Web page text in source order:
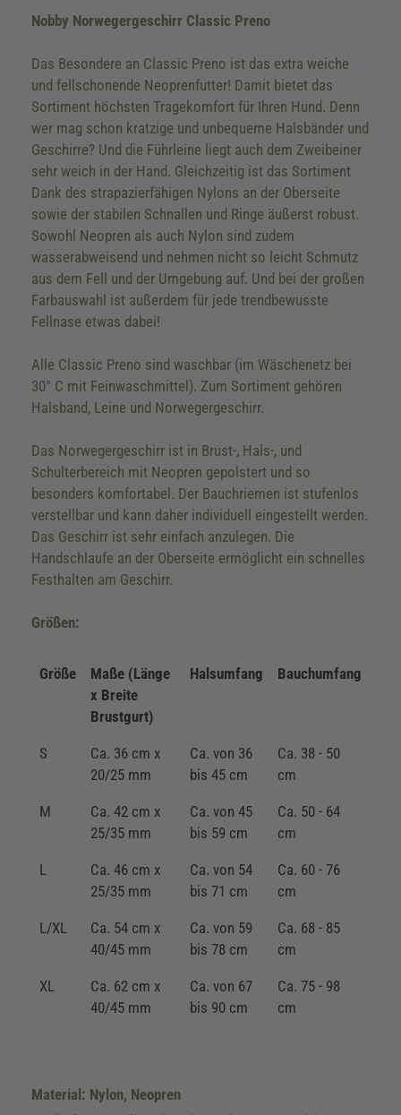
Nobby Norwegergeschirr Classic Preno
Das Besondere an Classic Preno ist das extra weiche
und fellschonende Neoprenfutter! Damit bietet das
Sortiment höchsten Tragekomfort für Ihren Hund. Denn
wer mag schon kratzige und unbequeme Halsbänder und
Geschirre? Und die Führleine liegt auch dem Zweibeiner
sehr weich in der Hand. Gleichzeitig ist das Sortiment
Dank des strapazierfähigen Nylons an der Oberseite
sowie der stabilen Schnallen und Ringe äußerst robust.
Sowohl Neopren als auch Nylon sind zudem
wasserabweisend und nehmen nicht so leicht Schmutz
aus dem Fell und der Umgebung auf. Und bei der großen
Farbauswahl ist außerdem für jede trendbewusste
Fellnase etwas dabei!
Alle Classic Preno sind waschbar (im Wäschenetz bei
30° C mit Feinwaschmittel). Zum Sortiment gehören
Halsband, Leine und Norwegergeschirr.
Das Norwegergeschirr ist in Brust-, Hals-, und
Schulterbereich mit Neopren gepolstert und so
besonders komfortabel. Der Bauchriemen ist stufenlos
verstellbar und kann daher individuell eingestellt werden.
Das Geschirr ist sehr einfach anzulegen. Die
Handschlaufe an der Oberseite ermöglicht ein schnelles
Festhalten am Geschirr.
Größen:
Größe
Maße (Länge
x Breite
Brustgurt)
Halsumfang Bauchumfang
S
Ca. 36 cm x
20/25 mm
Ca. von 36
bis 45 cm
Ca. 38 - 50
cm
M
Ca. 42 cm x
25/35 mm
Ca. von 45
bis 59 cm
Ca. 50 - 64
cm
L
Ca. 46 cm x
25/35 mm
Ca. von 54
bis 71 cm
Ca. 60 - 76
cm
L/XL
Ca. 54 cm x
40/45 mm
Ca. von 59
bis 78 cm
Ca. 68 - 85
cm
XL
Ca. 62 cm x
40/45 mm
Ca. von 67
bis 90 cm
Ca. 75 - 98
cm
Material: Nylon, Neopren